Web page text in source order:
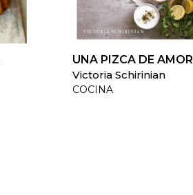
UNA PIZCA DE AMOR
Victoria Schirinian
COCINA